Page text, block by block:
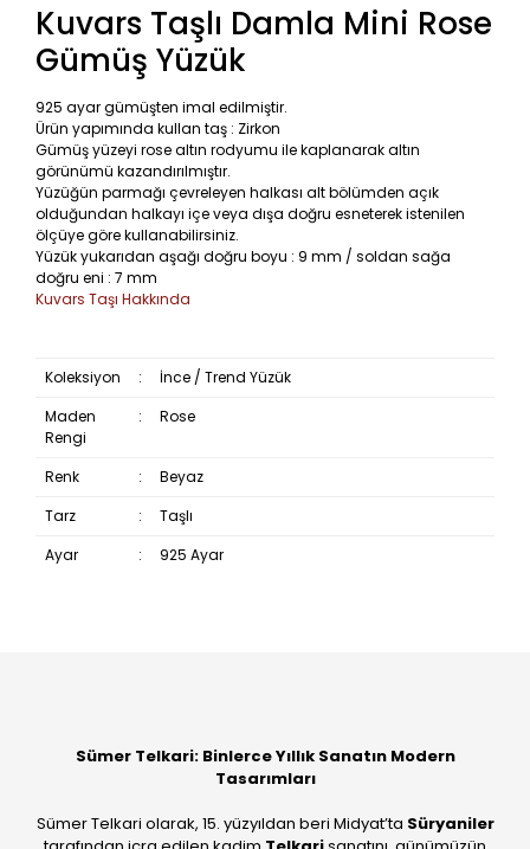
Kuvars Taşlı Damla Mini Rose
Gümüş Yüzük
925 ayar gümüşten imal edilmiştir.
Ürün yapımında kullan taş : Zirkon
Gümüş yüzeyi rose altın rodyumu ile kaplanarak altın
görünümü kazandırılmıştır.
Yüzüğün parmağı çevreleyen halkası alt bölümden açık
olduğundan halkayı içe veya dışa doğru esneterek istenilen
ölçüye göre kullanabilirsiniz.
Yüzük yukarıdan aşağı doğru boyu : 9 mm / soldan sağa
doğru eni : 7 mm
Kuvars Taşı Hakkında
Koleksiyon :
İnce / Trend Yüzük
Maden
Rengi
: Rose
Renk :
Beyaz
Tarz
:
Taşlı
Ayar
: 925 Ayar
Sümer Telkari: Binlerce Yıllık Sanatın Modern
Tasarımları
Sümer Telkari olarak, 15. yüzyıldan beri Midyat’ta Süryaniler